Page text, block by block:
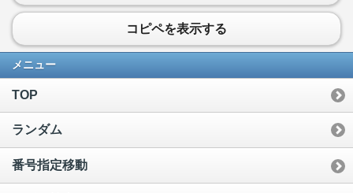
コピペを表示する
メニュー
TOP
ランダム
番号指定移動